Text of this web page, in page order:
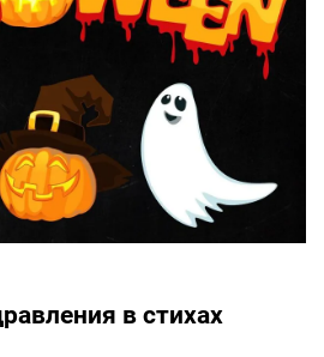
в стихах